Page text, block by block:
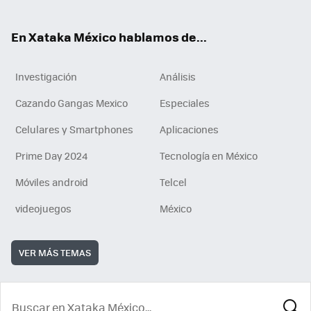
En Xataka México hablamos de...
Investigación
Análisis
Cazando Gangas Mexico
Especiales
Celulares y Smartphones
Aplicaciones
Prime Day 2024
Tecnología en México
Móviles android
Telcel
videojuegos
México
VER MÁS TEMAS